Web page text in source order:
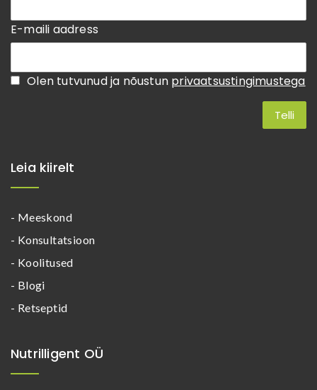
E-maili aadress
Olen tutvunud ja nõustun privaatsustingimustega
Leia kiirelt
- Meeskond
- Konsultatsioon
- Koolitused
- Blogi
- Retseptid
Nutrilligent OÜ